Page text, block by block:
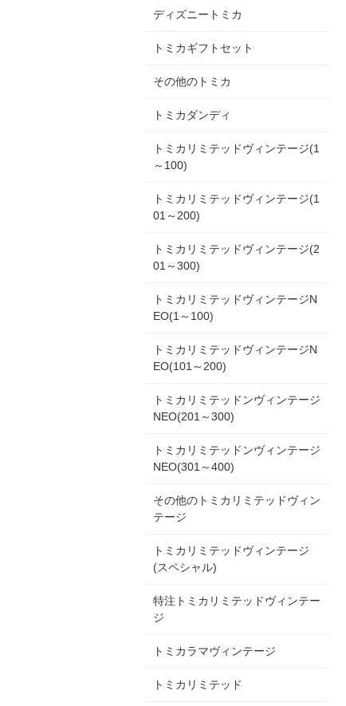
ディズニートミカ
トミカギフトセット
その他のトミカ
トミカダンディ
トミカリミテッドヴィンテージ(1
～100)
トミカリミテッドヴィンテージ(1
01～200)
トミカリミテッドヴィンテージ(2
01～300)
トミカリミテッドヴィンテージN
EO(1～100)
トミカリミテッドヴィンテージN
EO(101～200)
トミカリミテッドンヴィンテージ
NEO(201～300)
トミカリミテッドンヴィンテージ
NEO(301～400)
その他のトミカリミテッドヴィン
テージ
トミカリミテッドヴィンテージ
(スペシャル)
特注トミカリミテッドヴィンテー
ジ
トミカラマヴィンテージ
トミカリミテッド